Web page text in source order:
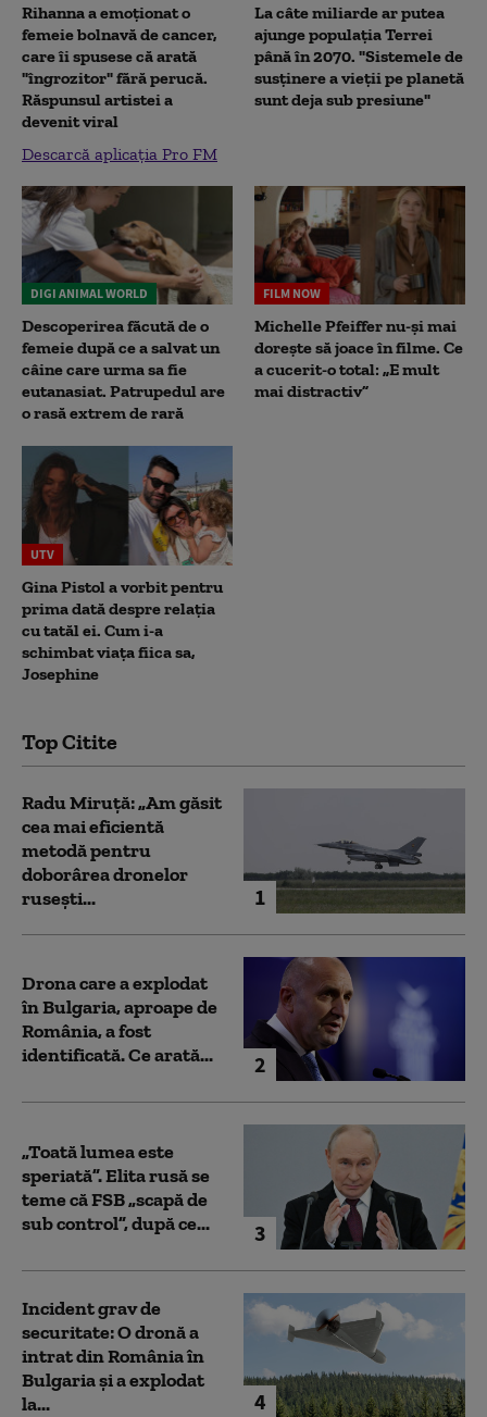
Rihanna a emoționat o
femeie bolnavă de cancer,
care îi spusese că arată
"îngrozitor" fără perucă.
Răspunsul artistei a
devenit viral
Descarcă aplicația Pro FM
La câte miliarde ar putea
ajunge populația Terrei
până în 2070. "Sistemele de
susținere a vieții pe planetă
sunt deja sub presiune"
DIGI ANIMAL WORLD
Descoperirea făcută de o
femeie după ce a salvat un
câine care urma sa fie
eutanasiat. Patrupedul are
o rasă extrem de rară
FILM NOW
Michelle Pfeiffer nu-și mai
dorește să joace în filme. Ce
a cucerit-o total: „E mult
mai distractiv”
UTV
Gina Pistol a vorbit pentru
prima dată despre relația
cu tatăl ei. Cum i-a
schimbat viața fiica sa,
Josephine
Top Citite
1
Radu Miruță: „Am găsit
cea mai eficientă
metodă pentru
doborârea dronelor
rusești...
2
Drona care a explodat
în Bulgaria, aproape de
România, a fost
identificată. Ce arată...
3
„Toată lumea este
speriată”. Elita rusă se
teme că FSB „scapă de
sub control”, după ce...
4
Incident grav de
securitate: O dronă a
intrat din România în
Bulgaria şi a explodat
la...